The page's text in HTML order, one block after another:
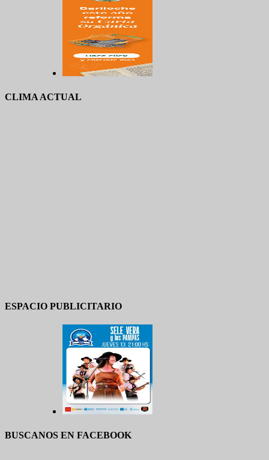
CLIMA ACTUAL
ESPACIO PUBLICITARIO
BUSCANOS EN FACEBOOK